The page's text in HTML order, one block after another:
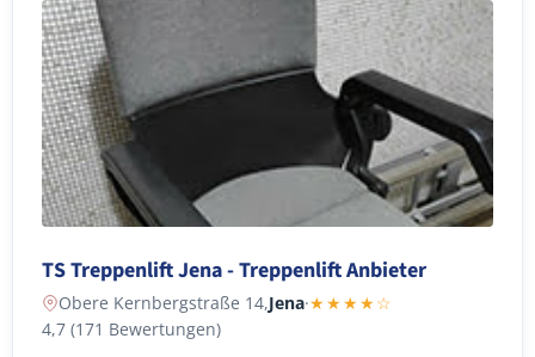
TS Treppenlift Jena - Treppenlift Anbieter
Obere Kernbergstraße 14,Jena·★★★★☆
4,7 (171 Bewertungen)